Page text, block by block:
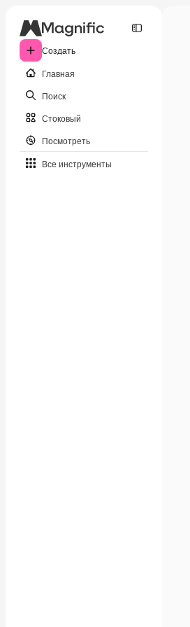
Создать
Главная
Поиск
Стоковый
Посмотреть
Все инструменты